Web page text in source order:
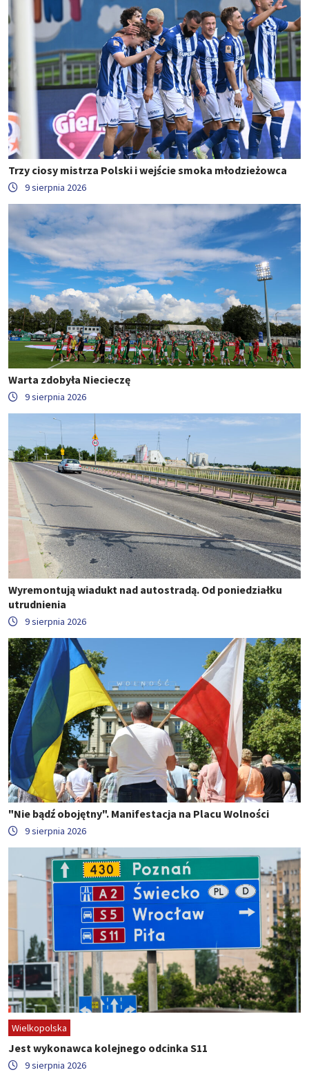
Trzy ciosy mistrza Polski i wejście smoka młodzieżowca
9 sierpnia 2026
Warta zdobyła Niecieczę
9 sierpnia 2026
Wyremontują wiadukt nad autostradą. Od poniedziałku
utrudnienia
9 sierpnia 2026
"Nie bądź obojętny". Manifestacja na Placu Wolności
9 sierpnia 2026
Wielkopolska
Jest wykonawca kolejnego odcinka S11
9 sierpnia 2026